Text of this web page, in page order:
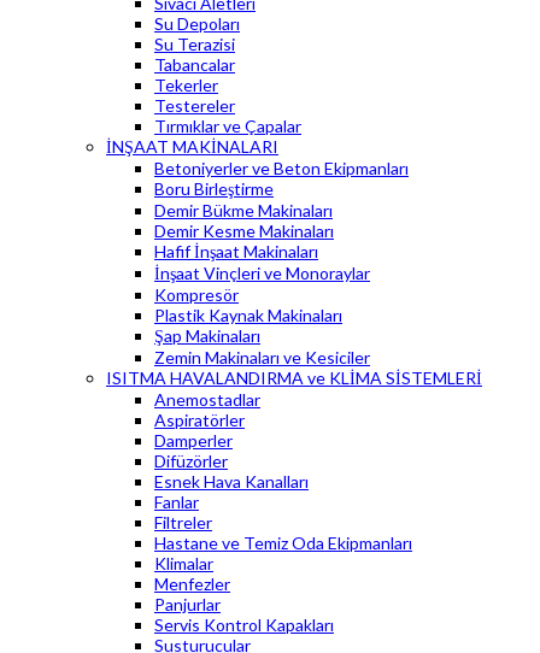
Su Depoları
Su Terazisi
Tabancalar
Tekerler
Testereler
Tırmıklar ve Çapalar
İNŞAAT MAKİNALARI
Betoniyerler ve Beton Ekipmanları
Boru Birleştirme
Demir Bükme Makinaları
Demir Kesme Makinaları
Hafif İnşaat Makinaları
İnşaat Vinçleri ve Monoraylar
Kompresör
Plastik Kaynak Makinaları
Şap Makinaları
Zemin Makinaları ve Kesiciler
ISITMA HAVALANDIRMA ve KLİMA SİSTEMLERİ
Anemostadlar
Aspiratörler
Damperler
Difüzörler
Esnek Hava Kanalları
Fanlar
Filtreler
Hastane ve Temiz Oda Ekipmanları
Klimalar
Menfezler
Panjurlar
Servis Kontrol Kapakları
Susturucular